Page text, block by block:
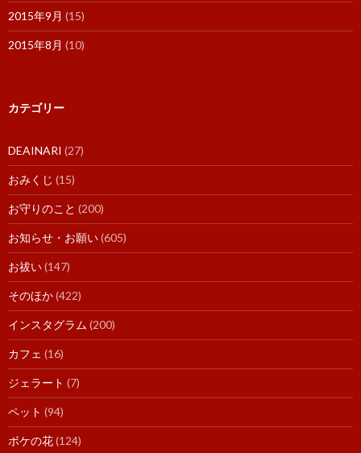
2015年9月 (15)
2015年8月 (10)
カテゴリー
DEAINARI (27)
おみくじ (15)
お守りのこと (200)
お知らせ・お願い(605)
お祓い(147)
そのほか(422)
インスタグラム (200)
カフェ (16)
ジェラート (7)
ペット (94)
ボケの花(124)